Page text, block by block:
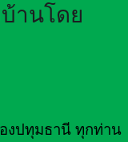
านโดย
งปทุมธานี ทุกท่าน